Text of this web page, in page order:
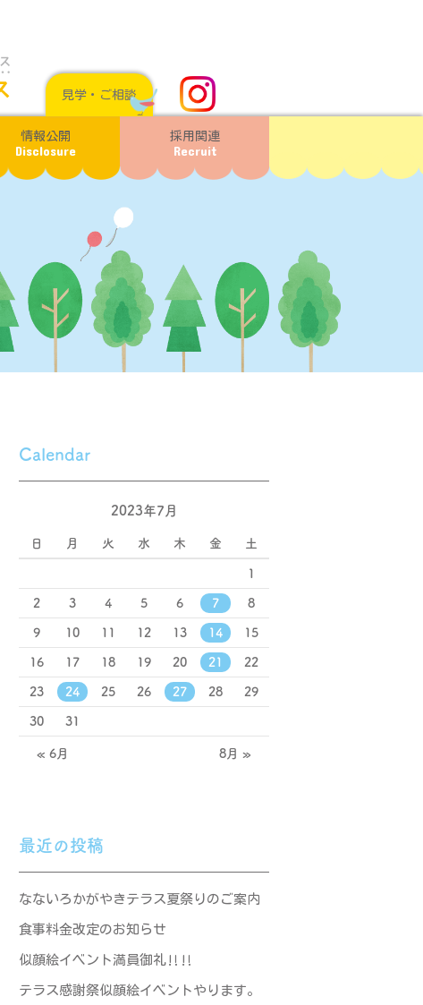
情報公開
Disclosure
採用関連
Recruit
見学・ご相談
Calendar
2023年7月
日 月 火 水 木 金 土
1
2 3 4 5 6 7 8
9 10 11 12 13 14 15
16 17 18 19 20 21 22
23 24 25 26 27 28 29
30 31
« 6月 8月 »
最近の投稿
なないろかがやきテラス夏祭りのご案内
食事料金改定のお知らせ
似顔絵イベント満員御礼‼‼
テラス感謝祭似顔絵イベントやります。